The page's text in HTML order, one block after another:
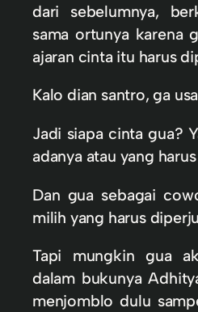
dari sebelumnya,
sama ortunya karena
ajaran cinta itu harus
Kalo dian santro, ga
Jadi siapa cinta gua?
adanya atau yang
Dan gua sebagai
milih yang harus
Tapi mungkin gua
dalam bukunya
menjomblo dulu